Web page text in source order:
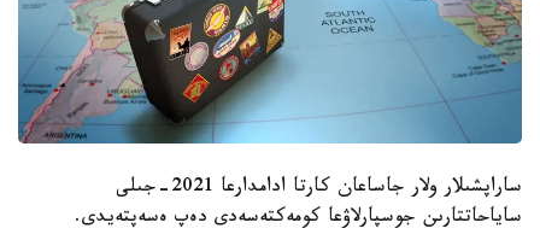
ساراپشىلار ولار جاساعان كارتا ادامدارعا 2021-جىلى
ساياحاتتارىن جوسپارلاۋعا كومەكتەسەدى دەپ ەسەپتەيدى.